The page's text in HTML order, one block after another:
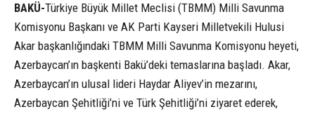
BAKÜ-Türkiye Büyük Millet Meclisi (TBMM) Milli Savunma
Komisyonu Başkanı ve AK Parti Kayseri Milletvekili Hulusi
Akar başkanlığındaki TBMM Milli Savunma Komisyonu heyeti,
Azerbaycan’ın başkenti Bakü’deki temaslarına başladı. Akar,
Azerbaycan’ın ulusal lideri Haydar Aliyev’in mezarını,
Azerbaycan Şehitliği’ni ve Türk Şehitliği’ni ziyaret ederek,